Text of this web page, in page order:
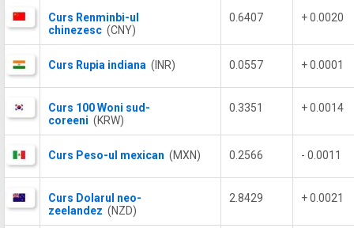
Curs Renminbi-ul
chinezesc (CNY)
0.6407 + 0.0020
Curs Rupia indiana (INR) 0.0557 + 0.0001
Curs 100 Woni sud-
coreeni (KRW)
0.3351 + 0.0014
Curs Peso-ul mexican (MXN) 0.2566 - 0.0011
Curs Dolarul neo-
zeelandez (NZD)
2.8429 + 0.0021